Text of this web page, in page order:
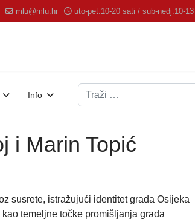
mlu@mlu.hr uto-pet:10-20 sati / sub-nedj:10-
Info Traži
i Marin Topić
susrete, istražujući identitet grada Osijeka
temeljne točke promišljanja grada